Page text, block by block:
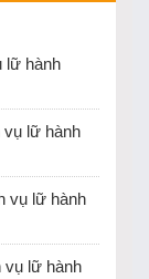
lữ hành
vụ lữ hành
vụ lữ hành
vụ lữ hành